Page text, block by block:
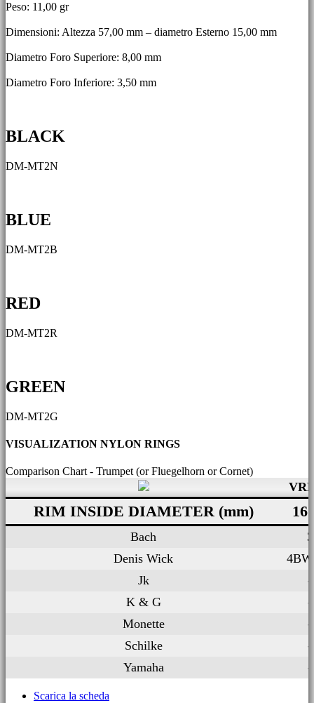
Peso: 11,00 gr
Dimensioni: Altezza 57,00 mm – diametro Esterno 15,00 mm
Diametro Foro Superiore: 8,00 mm
Diametro Foro Inferiore: 3,50 mm
BLACK
DM-MT2N
BLUE
DM-MT2B
RED
DM-MT2R
GREEN
DM-MT2G
VISUALIZATION NYLON RINGS
Comparison Chart - Trumpet (or Fluegelhorn or Cornet)
RIM INSIDE DIAMETER (mm)
Bach
3
Denis Wick
Jk
-
K & G
-
Monette
-
Schilke
-
Yamaha
-
Scarica la scheda